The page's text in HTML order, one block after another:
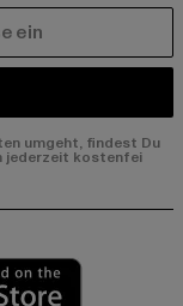
umgeht, findest Du
jederzeit kostenfei